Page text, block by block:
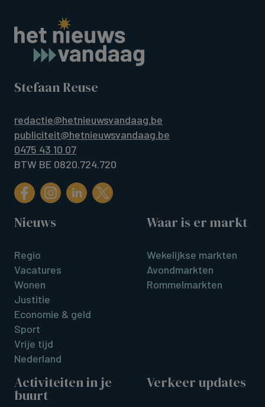
Stefaan Reuse
redactie@hetnieuwsvandaag.be
publiciteit@hetnieuwsvandaag.be
0475 43 10 07
BTW BE 0820.724.720
Nieuws
Regio
Vacatures
Wonen
Justitie
Economie & geld
Sport
Vrije tijd
Nederland
Waar is er markt
Wekelijkse markten
Avondmarkten
Rommelmarkten
Activiteiten in je
buurt
Verkeer updates